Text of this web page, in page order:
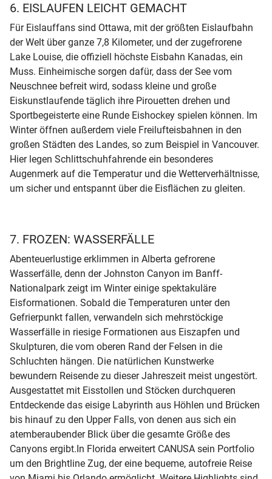
6. EISLAUFEN LEICHT GEMACHT
Für Eislauffans sind Ottawa, mit der größten Eislaufbahn
der Welt über ganze 7,8 Kilometer, und der zugefrorene
Lake Louise, die offiziell höchste Eisbahn Kanadas, ein
Muss. Einheimische sorgen dafür, dass der See vom
Neuschnee befreit wird, sodass kleine und große
Eiskunstlaufende täglich ihre Pirouetten drehen und
Sportbegeisterte eine Runde Eishockey spielen können. Im
Winter öffnen außerdem viele Freilufteisbahnen in den
großen Städten des Landes, so zum Beispiel in Vancouver.
Hier legen Schlittschuhfahrende ein besonderes
Augenmerk auf die Temperatur und die Wetterverhältnisse,
um sicher und entspannt über die Eisflächen zu gleiten.
7. FROZEN: WASSERFÄLLE
Abenteuerlustige erklimmen in Alberta gefrorene
Wasserfälle, denn der Johnston Canyon im Banff-
Nationalpark zeigt im Winter einige spektakuläre
Eisformationen. Sobald die Temperaturen unter den
Gefrierpunkt fallen, verwandeln sich mehrstöckige
Wasserfälle in riesige Formationen aus Eiszapfen und
Skulpturen, die vom oberen Rand der Felsen in die
Schluchten hängen. Die natürlichen Kunstwerke
bewundern Reisende zu dieser Jahreszeit meist ungestört.
Ausgestattet mit Eisstollen und Stöcken durchqueren
Entdeckende das eisige Labyrinth aus Höhlen und Brücken
bis hinauf zu den Upper Falls, von denen aus sich ein
atemberaubender Blick über die gesamte Größe des
Canyons ergibt.In Florida erweitert CANUSA sein Portfolio
um den Brightline Zug, der eine bequeme, autofreie Reise